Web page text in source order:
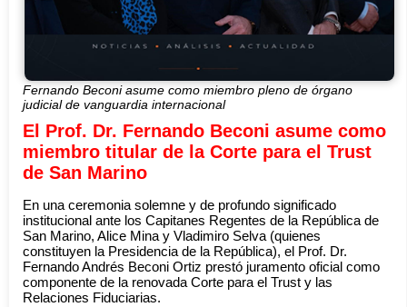
Fernando Beconi asume como miembro pleno de órgano
judicial de vanguardia internacional
El Prof. Dr. Fernando Beconi asume como
miembro titular de la Corte para el Trust
de San Marino
En una ceremonia solemne y de profundo significado
institucional ante los Capitanes Regentes de la República de
San Marino, Alice Mina y Vladimiro Selva (quienes
constituyen la Presidencia de la República), el Prof. Dr.
Fernando Andrés Beconi Ortiz prestó juramento oficial como
componente de la renovada Corte para el Trust y las
Relaciones Fiduciarias.